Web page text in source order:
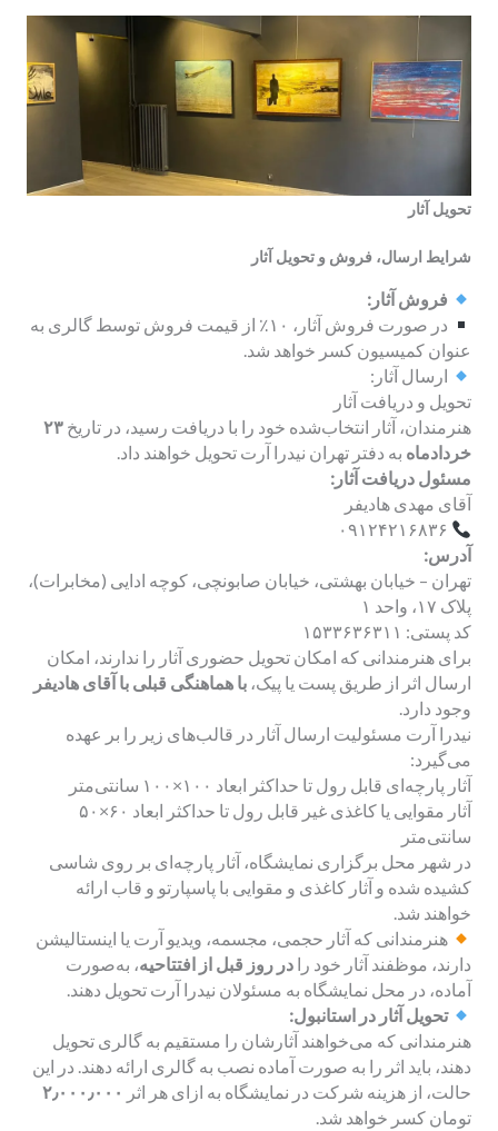
تحویل آثار
شرایط ارسال، فروش و تحویل آثار
فروش آثار:
در صورت فروش آثار، ۱۰٪ از قیمت فروش توسط گالری به
عنوان کمیسیون کسر خواهد شد.
ارسال آثار:
تحویل و دریافت آثار
هنرمندان، آثار انتخاب‌شده خود را با دریافت رسید، در تاریخ ۲۳
خردادماهبه دفتر تهران نیدرا آرت تحویل خواهند داد.
مسئول دریافت آثار:
آقای مهدی هادیفر
آدرس:
تهران – خیابان بهشتی، خیابان صابونچی، کوچه ادایی (مخابرات)،
پلاک ۱۷، واحد ۱
کد پستی: ۱۵۳۳۶۳۶۳۱۱
برای هنرمندانی که امکان تحویل حضوری آثار را ندارند، امکان
ارسال اثر از طریق پست یا پیک،با هماهنگی قبلی با آقای هادیفر
وجود دارد.
نیدرا آرت مسئولیت ارسال آثار در قالب‌های زیر را بر عهده
می‌گیرد:
آثار پارچه‌ای قابل رول تا حداکثر ابعاد ۱۰۰×۱۰۰ سانتی‌متر
آثار مقوایی یا کاغذی غیر قابل رول تا حداکثر ابعاد ۶۰×۵۰
سانتی‌متر
در شهر محل برگزاری نمایشگاه، آثار پارچه‌ای بر روی شاسی
کشیده شده و آثار کاغذی و مقوایی با پاسپارتو و قاب ارائه
خواهند شد.
هنرمندانی که آثار حجمی، مجسمه، ویدیو آرت یا اینستالیشن
دارند، موظفند آثار خود رادر روز قبل از افتتاحیه، به‌صورت
آماده، در محل نمایشگاه به مسئولان نیدرا آرت تحویل دهند.
تحویل آثار در استانبول:
هنرمندانی که می‌خواهند آثارشان را مستقیم به گالری تحویل
دهند، باید اثر را به صورت آماده نصب به گالری ارائه دهند. در این
حالت، از هزینه شرکت در نمایشگاه به ازای هر اثر ۲٫۰۰۰٫۰۰۰
تومان کسر خواهد شد.